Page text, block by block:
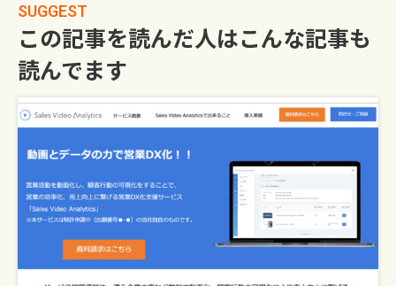
SUGGEST
この記事を読んだ人はこんな記事も
読んでます